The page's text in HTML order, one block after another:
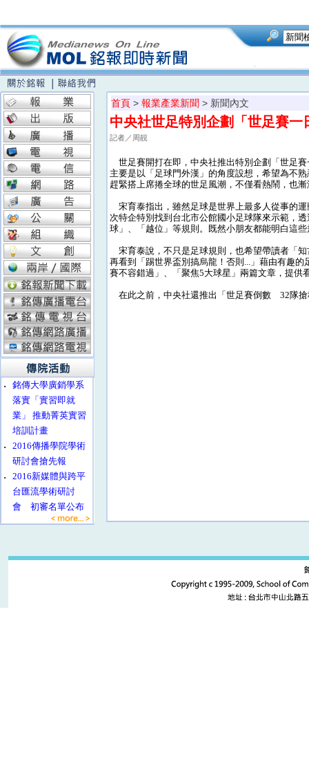
‧
銘傳大學廣銷學系
落實「實習即就
業」 推動菁英實習
培訓計畫
‧
2016傳播學院學術
研討會搶先報
‧
2016新媒體與跨平
台匯流學術研討
會 初審名單公布
首頁 > 報業產業新聞 > 新聞內文
中央社世足特別企劃「世足賽一
記者／周靚
世足賽開打在即，中央社推出特別企劃「世足
主要是以「足球門外漢」的角度設想，希望為不
趕緊搭上席捲全球的世足風潮，不僅看熱鬧，也
宋育泰指出，雖然足球是世界上最多人從事的
次特企特別找到台北市公館國小足球隊來示範，
球」、「越位」等規則。既然小朋友都能明白這
宋育泰說，不只是足球規則，也希望帶讀者「
再看到「踢世界盃別搞烏龍！否則...」藉由有趣
賽不容錯過」、「聚焦5大球星」兩篇文章，提供
在此之前，中央社還推出「世足賽倒數 32隊搶